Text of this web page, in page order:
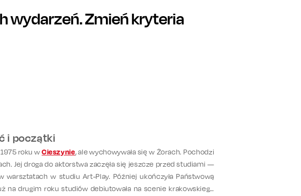
wydarzeń. Zmień kryteria
i początki
roku w Cieszynie, ale wychowywała się w Żorach. Pochodzi
Jej droga do aktorstwa zaczęła się jeszcze przed studiami —
warsztatach w studiu Art-Play. Później ukończyła Państwową
na drugim roku studiów debiutowała na scenie krakowskiego